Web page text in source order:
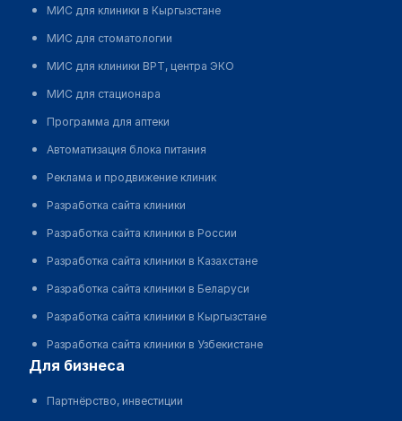
МИС для клиники в Кыргызстане
МИС для стоматологии
МИС для клиники ВРТ, центра ЭКО
МИС для стационара
Программа для аптеки
Автоматизация блока питания
Реклама и продвижение клиник
Разработка сайта клиники
Разработка сайта клиники в России
Разработка сайта клиники в Казахстане
Разработка сайта клиники в Беларуси
Разработка сайта клиники в Кыргызстане
Разработка сайта клиники в Узбекистане
для бизнеса
Партнёрство, инвестиции